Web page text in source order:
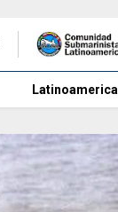
Latinoamerica